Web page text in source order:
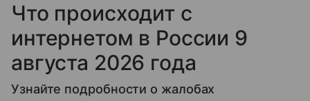
Что происходит с
интернетом в России 9
августа 2026 года
Узнайте подробности о жалобах